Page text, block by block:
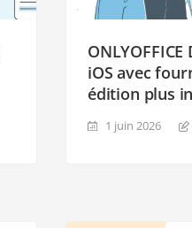
iOS avec
édition plus
1 juin 2026